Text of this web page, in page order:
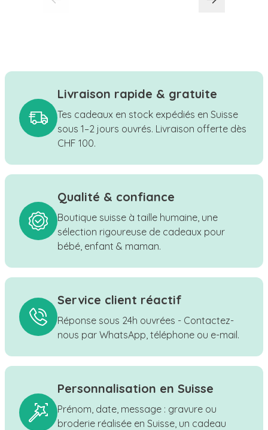
Livraison rapide & gratuite
Tes cadeaux en stock expédiés en Suisse
sous 1–2 jours ouvrés. Livraison offerte dès
CHF 100.
Qualité & confiance
Boutique suisse à taille humaine, une
sélection rigoureuse de cadeaux pour
bébé, enfant & maman.
Service client réactif
Réponse sous 24h ouvrées - Contactez-
nous par WhatsApp, téléphone ou e-mail.
Personnalisation en Suisse
Prénom, date, message : gravure ou
broderie réalisée en Suisse, un cadeau